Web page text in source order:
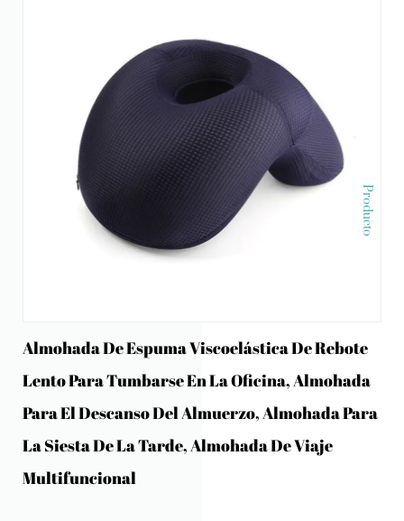
Producto
Almohada De Espuma Viscoelástica De Rebote
Lento Para Tumbarse En La Oficina, Almohada
Para El Descanso Del Almuerzo, Almohada Para
La Siesta De La Tarde, Almohada De Viaje
Multifuncional